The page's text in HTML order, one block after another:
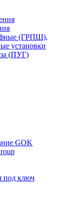
(ГРПШ),
установки
(ПУГ)
GOK
под ключ